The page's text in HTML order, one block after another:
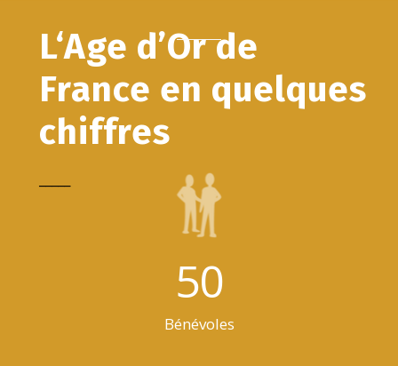
L‘Age d’Or de
France en quelques
chiffres
50
Bénévoles